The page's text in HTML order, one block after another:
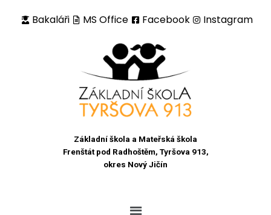
Bakaláři MS Office Facebook Instagram
Základní škola a Mateřská škola
Frenštát pod Radhoštěm, Tyršova 913,
okres Nový Jičín